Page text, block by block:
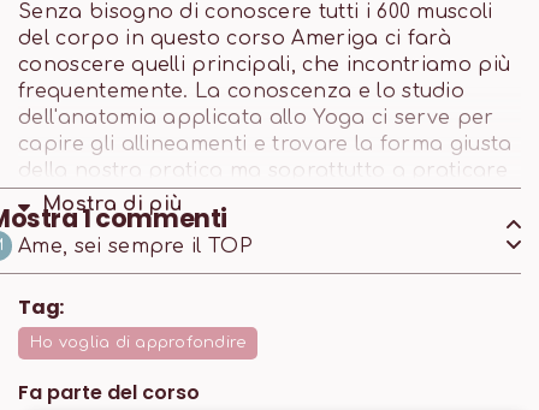
Senza bisogno di conoscere tutti i 600 muscoli
del corpo in questo corso Ameriga ci farà
conoscere quelli principali, che incontriamo più
frequentemente. La conoscenza e lo studio
dell'anatomia applicata allo Yoga ci serve per
capire gli allineamenti e trovare la forma giusta
della nostra pratica ma soprattutto a praticare
Yoga in maniera funzionale e non solo estetica,
nel rispetto del nostro corpo e della nostra
costituzione.
Mostra di più
1commenti
Ame, sei sempre il TOP
Tag:
Ho voglia di approfondire
Fa parte del corso